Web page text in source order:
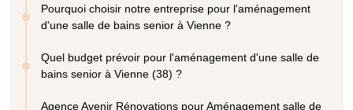
Pourquoi choisir notre entreprise pour l'aménagement
d'une salle de bains senior à Vienne ?
Quel budget prévoir pour l'aménagement d'une salle de
bains senior à Vienne (38) ?
Agence Avenir Rénovations pour Aménagement salle de